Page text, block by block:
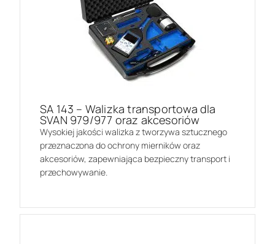
SA 143 – Walizka transportowa dla
SVAN 979/977 oraz akcesoriów
Wysokiej jakości walizka z tworzywa sztucznego
przeznaczona do ochrony mierników oraz
akcesoriów, zapewniająca bezpieczny transport i
przechowywanie.